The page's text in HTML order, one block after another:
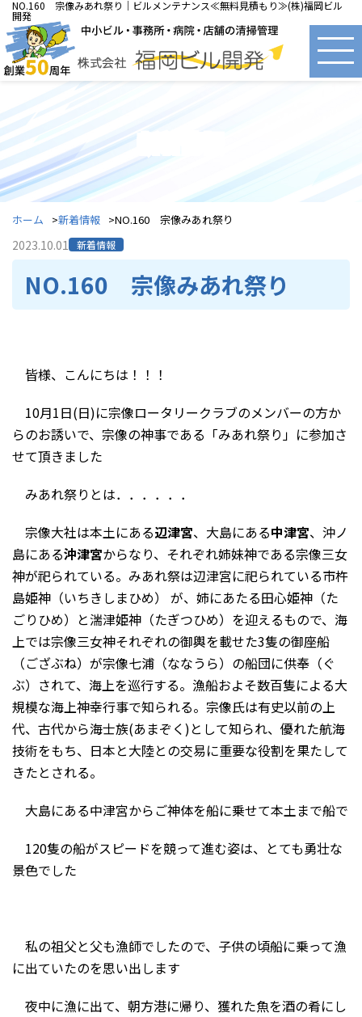
NO.160 宗像みあれ祭り｜ビルメンテナンス≪無料見積もり≫(株)福岡ビル
開発
新着情報
ホーム 新着情報 NO.160 宗像みあれ祭り
2023.10.01 新着情報
NO.160 宗像みあれ祭り
皆様、こんにちは！！！
10月1日(日)に宗像ロータリークラブのメンバーの方か
らのお誘いで、宗像の神事である「みあれ祭り」に参加さ
せて頂きました
みあれ祭りとは．．．．．．
宗像大社は本土にある辺津宮、大島にある中津宮、沖ノ
島にある沖津宮からなり、それぞれ姉妹神である宗像三女
神が祀られている。みあれ祭は辺津宮に祀られている市杵
島姫神（いちきしまひめ） が、姉にあたる田心姫神（た
ごりひめ）と湍津姫神（たぎつひめ）を迎えるもので、海
上では宗像三女神それぞれの御輿を載せた3隻の御座船
（ござぶね）が宗像七浦（ななうら）の船団に供奉（ぐ
ぶ）されて、海上を巡行する。漁船およそ数百隻による大
規模な海上神幸行事で知られる。宗像氏は有史以前の上
代、古代から海士族(あまぞく)として知られ、優れた航海
技術をもち、日本と大陸との交易に重要な役割を果たして
きたとされる。
大島にある中津宮からご神体を船に乗せて本土まで船で
120隻の船がスピードを競って進む姿は、とても勇壮な
景色でした
私の祖父と父も漁師でしたので、子供の頃船に乗って漁
に出ていたのを思い出します
夜中に漁に出て、朝方港に帰り、獲れた魚を酒の肴にし